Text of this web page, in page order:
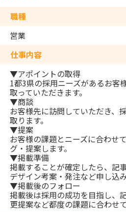
職種
営業
仕事内容
▼アポイントの取得
1都3県の採用ニーズがあるお客
取っていただきます。
▼商談
お客様先に訪問していただき、
取ります。
▼提案
お客様の課題とニーズに合わせ
グ・提案します。
▼掲載準備
掲載することが確定したら、記
デザイン考案・発注など申し込
▼掲載後のフォロー
掲載後は採用の成功を目指し、
更提案など都度の課題に合わせ